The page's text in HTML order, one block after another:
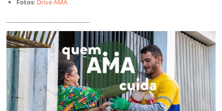
Fotos: Drive AMA